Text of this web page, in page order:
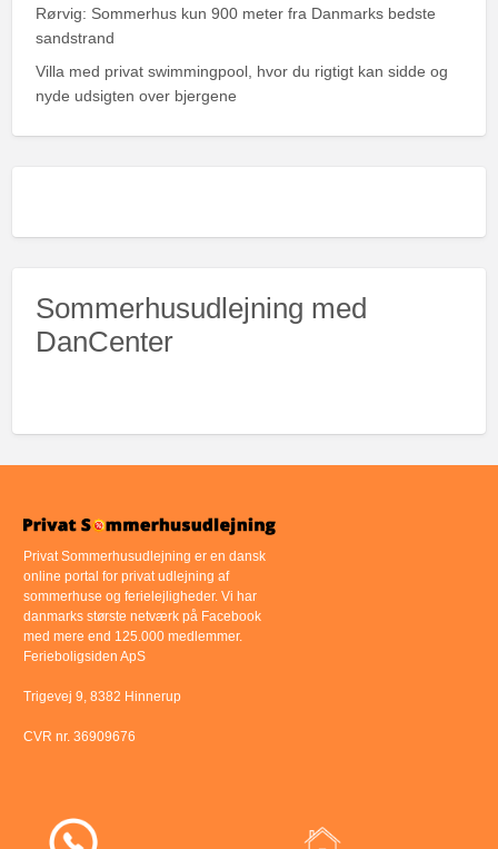
Rørvig: Sommerhus kun 900 meter fra Danmarks bedste
sandstrand
Villa med privat swimmingpool, hvor du rigtigt kan sidde og
nyde udsigten over bjergene
Sommerhusudlejning med
DanCenter
Privat Sommerhusudlejning er en dansk
online portal for privat udlejning af
sommerhuse og ferielejligheder. Vi har
danmarks største netværk på Facebook
med mere end 125.000 medlemmer.
Ferieboligsiden ApS
Trigevej 9, 8382 Hinnerup
CVR nr. 36909676